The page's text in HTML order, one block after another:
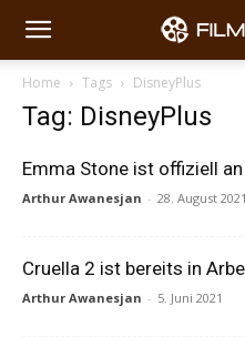
Home Tags DisneyPlus
Tag: DisneyPlus
Emma Stone ist offiziell
Arthur Awanesjan - 28. August 2021
Cruella 2 ist bereits in
Arthur Awanesjan - 5. Juni 2021